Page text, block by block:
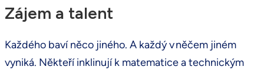
Zájem a talent
Každého baví něco jiného. A každý v něčem jiném
vyniká. Někteří inklinují k matematice a technickým